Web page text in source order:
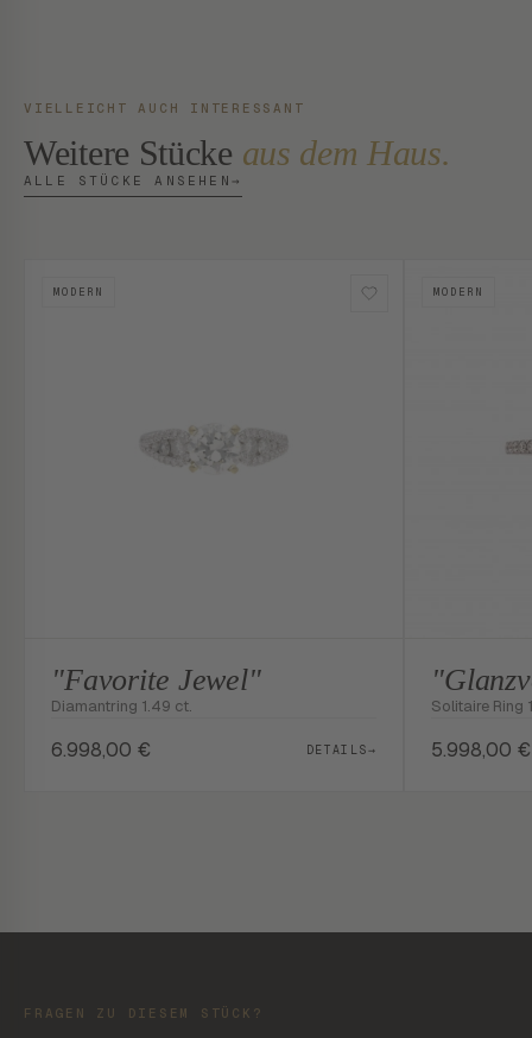
VIELLEICHT AUCH INTERESSANT
Weitere Stücke aus dem Haus.
ALLE STÜCKE ANSEHEN →
MODERN
"Favorite Jewel"
Diamantring 1.49 ct.
6.998,00 € DETAILS→
MODERN
Solitaire Ring
5.998,00 €
FRAGEN ZU DIESEM STÜCK?